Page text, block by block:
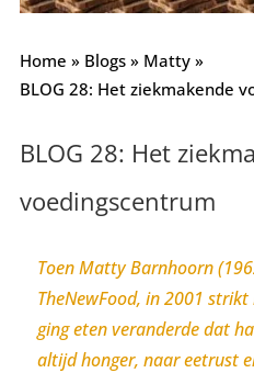
Home » Blogs» Matty»
BLOG 28: Het ziekmakende
BLOG 28: Het
voedingscentrum
Toen Matty Barnhoorn
TheNewFood, in 2001
ging eten veranderde dat
altijd honger, naar eetrust